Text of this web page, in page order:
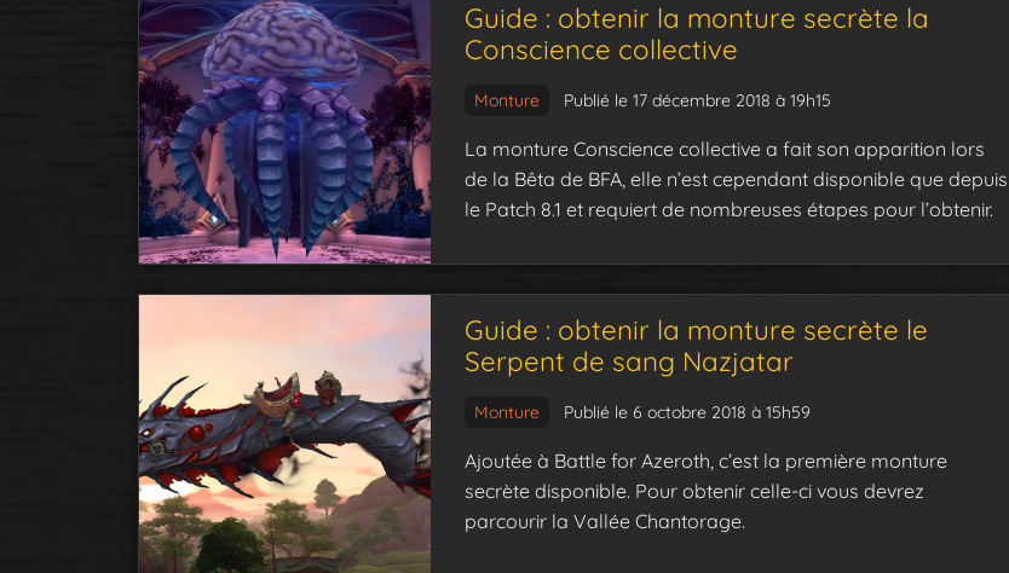
Guide : obtenir la monture secrète la
Conscience collective
Monture Publié le 17 décembre 2018 à 19h15
La monture Conscience collective a fait son apparition lors
de la Bêta de BFA, elle n’est cependant disponible que depuis
le Patch 8.1 et requiert de nombreuses étapes pour l’obtenir.
Guide : obtenir la monture secrète le
Serpent de sang Nazjatar
Monture Publié le 6 octobre 2018 à 15h59
Ajoutée à Battle for Azeroth, c’est la première monture
secrète disponible. Pour obtenir celle-ci vous devrez
parcourir la Vallée Chantorage.